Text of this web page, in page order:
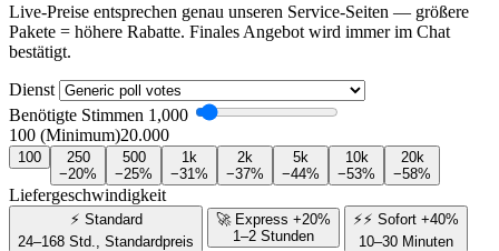
Live-Preise entsprechen genau unseren Service-Seiten — größere
Pakete = höhere Rabatte. Finales Angebot wird immer im Chat
bestätigt.
Dienst
Benötigte Stimmen 1,000
100 (Minimum)20.000
100
250
−20%
500
−25%
1k
−31%
2k
−37%
5k
−44%
10k
−53%
20k
−58%
Liefergeschwindigkeit
⚡ Standard
24–168 Std., Standardpreis
🚀 Express +20%
1–2 Stunden
⚡⚡ Sofort +40%
10–30 Minuten